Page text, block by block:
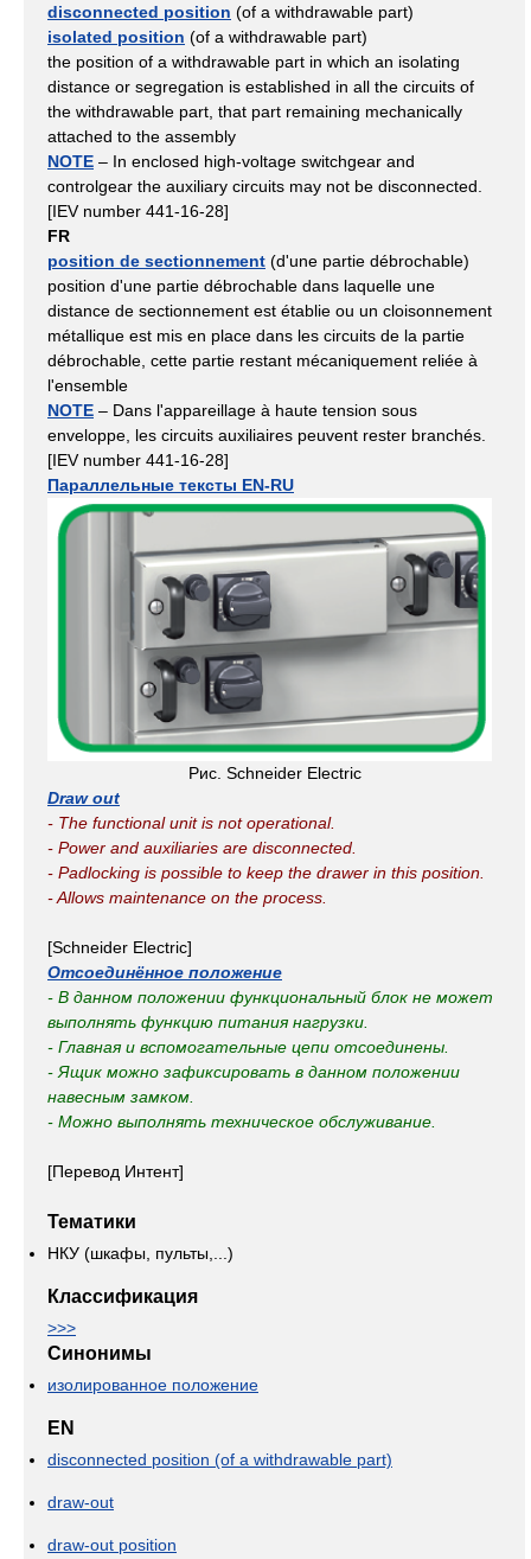
disconnected position (of a withdrawable part)
isolated position (of a withdrawable part)
the position of a withdrawable part in which an isolating
distance or segregation is established in all the circuits of
the withdrawable part, that part remaining mechanically
attached to the assembly
NOTE – In enclosed high-voltage switchgear and
controlgear the auxiliary circuits may not be disconnected.
[IEV number 441-16-28]
FR
position de sectionnement (d'une partie débrochable)
position d'une partie débrochable dans laquelle une
distance de sectionnement est établie ou un cloisonnement
métallique est mis en place dans les circuits de la partie
débrochable, cette partie restant mécaniquement reliée à
l'ensemble
NOTE – Dans l'appareillage à haute tension sous
enveloppe, les circuits auxiliaires peuvent rester branchés.
[IEV number 441-16-28]
Параллельные тексты EN-RU
Рис. Schneider Electric
Draw out
- The functional unit is not operational.
- Power and auxiliaries are disconnected.
- Padlocking is possible to keep the drawer in this position.
- Allows maintenance on the process.
[Schneider Electric]
Отсоединённое положение
- В данном положении функциональный блок не может
выполнять функцию питания нагрузки.
- Главная и вспомогательные цепи отсоединены.
- Ящик можно зафиксировать в данном положении
навесным замком.
- Можно выполнять техническое обслуживание.
[Перевод Интент]
Тематики
НКУ (шкафы, пульты,...)
Классификация
>>>
Синонимы
изолированное положение
EN
disconnected position (of a withdrawable part)
draw-out
draw-out position